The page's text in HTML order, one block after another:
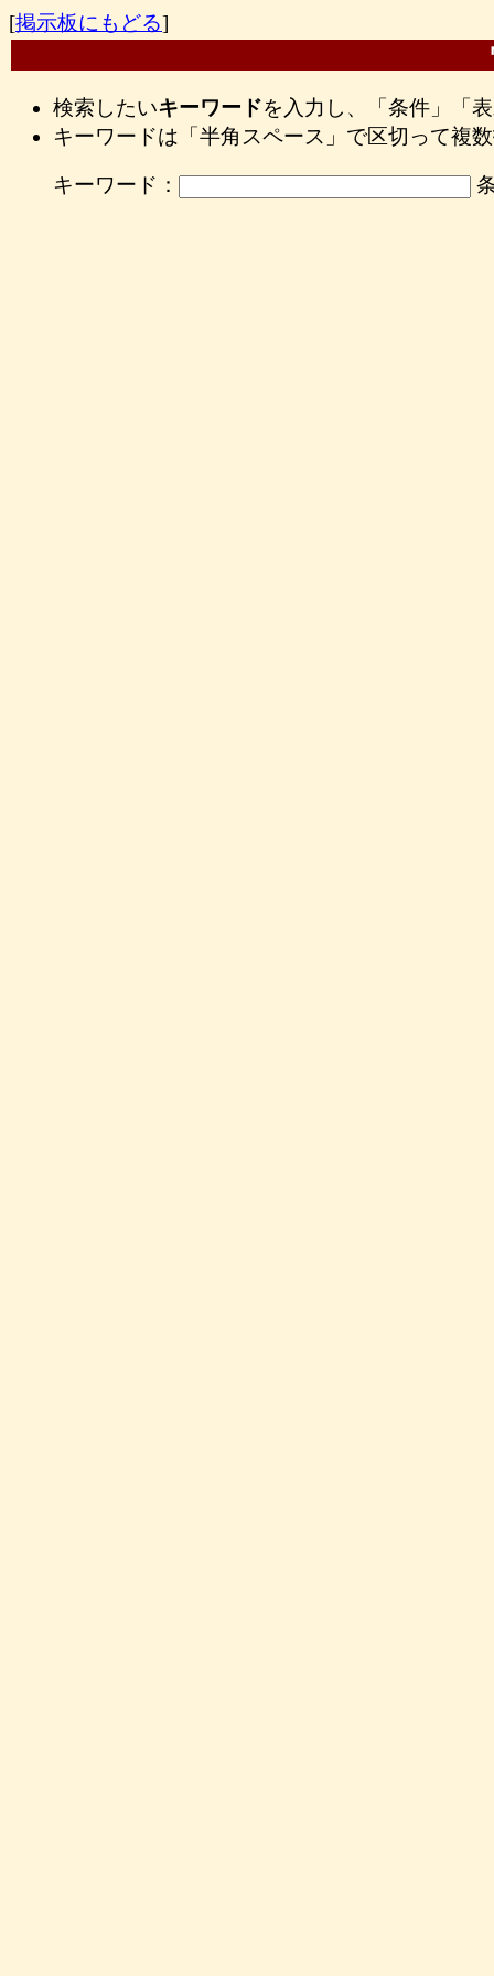
[掲示板にもどる]
検索したいキーワードを入力し、「条件」「
キーワードは「半角スペース」で区切って複
キーワード：